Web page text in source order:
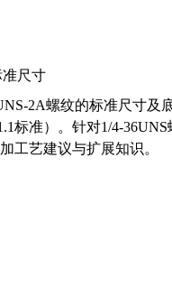
准尺寸
2A螺纹的标准尺寸
标准）。针对1/4-
工艺建议与扩展知识。